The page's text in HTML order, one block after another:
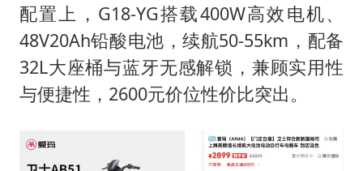
配置上，G18-YG搭载400W高效电机、
48V20Ah铅酸电池，续航50-55km，配备
32L大座桶与蓝牙无感解锁，兼顾实用性
与便捷性，2600元价位性价比突出。